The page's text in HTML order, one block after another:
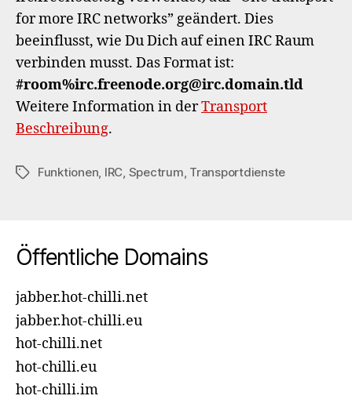
for more IRC networks” geändert. Dies
beeinflusst, wie Du Dich auf einen IRC Raum
verbinden musst. Das Format ist:
#room%irc.freenode.org@irc.domain.tld
Weitere Information in derTransport
Beschreibung.
Schlagwörter
Funktionen, IRC, Spectrum, Transportdienste
Öffentliche Domains
jabber.hot-chilli.net
jabber.hot-chilli.eu
hot-chilli.net
hot-chilli.eu
hot-chilli.im